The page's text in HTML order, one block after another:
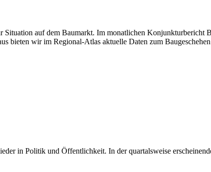
Situation auf dem Baumarkt. Im monatlichen
bieten wir im Regional-Atlas aktuelle Daten zum
in Politik und Öffentlichkeit. In der quartalsweise